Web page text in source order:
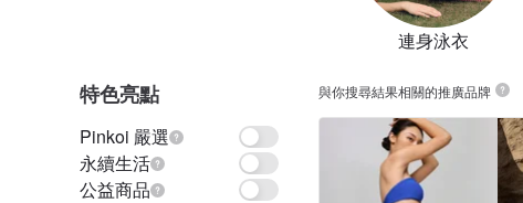
連身泳衣
特色亮點
Pinkoi 嚴選
永續生活
公益商品
與你搜尋結果相關的推廣品牌